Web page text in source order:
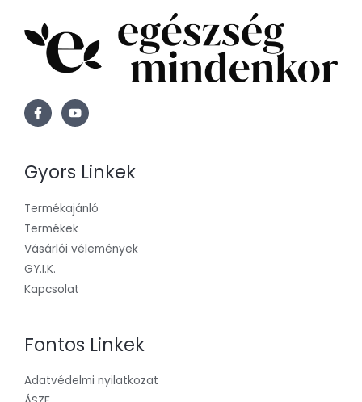
Gyors Linkek
Termékajánló
Termékek
Vásárlói vélemények
GY.I.K.
Kapcsolat
Fontos Linkek
Adatvédelmi nyilatkozat